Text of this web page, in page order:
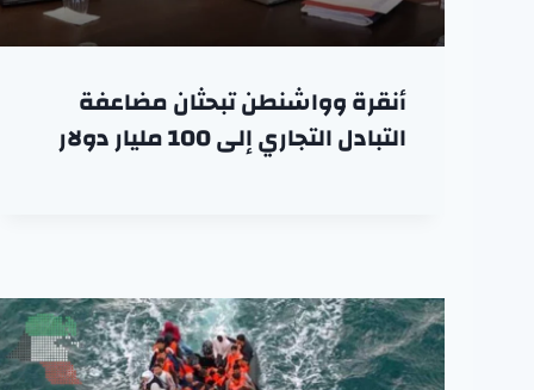
أنقرة وواشنطن تبحثان مضاعفة
التبادل التجاري إلى 100 مليار دولار